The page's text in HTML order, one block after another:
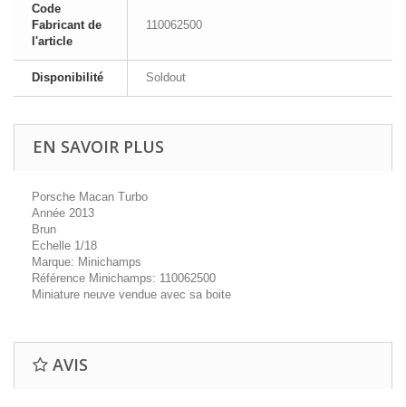
Code
Fabricant de
l'article
110062500
Disponibilité Soldout
EN SAVOIR PLUS
Porsche Macan Turbo
Année 2013
Brun
Echelle 1/18
Marque: Minichamps
Référence Minichamps: 110062500
Miniature neuve vendue avec sa boite
AVIS